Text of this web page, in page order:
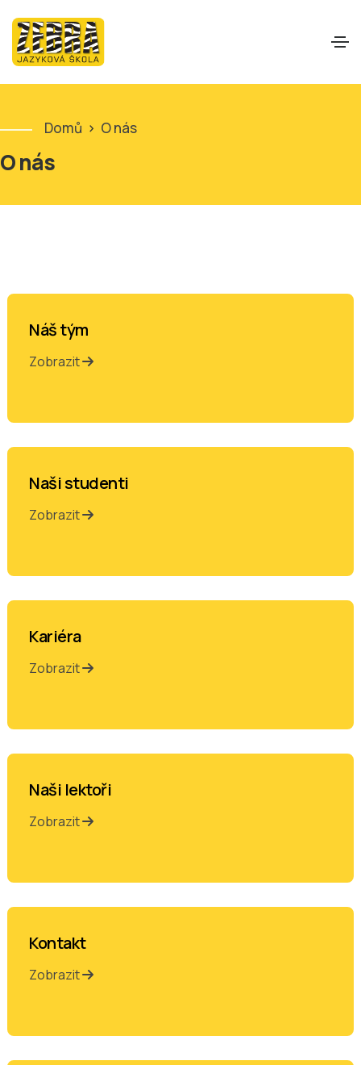
Domů > O nás
O nás
Náš tým
Zobrazit
Naši studenti
Zobrazit
Kariéra
Zobrazit
Naši lektoři
Zobrazit
Kontakt
Zobrazit